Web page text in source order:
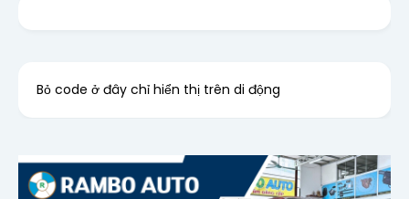
Bỏ code ở đây chỉ hiển thị trên di động